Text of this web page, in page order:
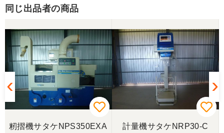
同じ出品者の商品
籾摺機サタケNPS350EXA
計量機サタケNRP30-C